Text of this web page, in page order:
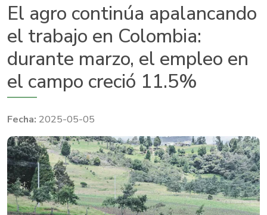
El agro continúa apalancando
el trabajo en Colombia:
durante marzo, el empleo en
el campo creció 11.5%
2025-05-05